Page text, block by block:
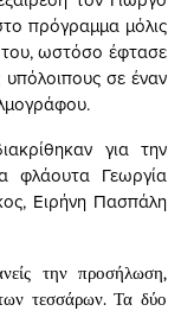
πρόγραμμα μόλις
του, ωστόσο έφτασε
σε έναν
για την
φλάουτα Γεωργία
Ειρήνη Πασπάλη
την προσήλωση,
τεσσάρων. Τα δύο